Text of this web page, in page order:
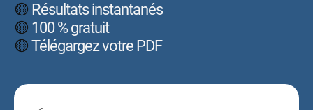
🟡 Résultats instantanés
🟡 100 % gratuit
🟡 Télégargez votre PDF